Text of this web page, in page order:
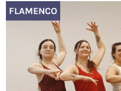
FLAMENCO